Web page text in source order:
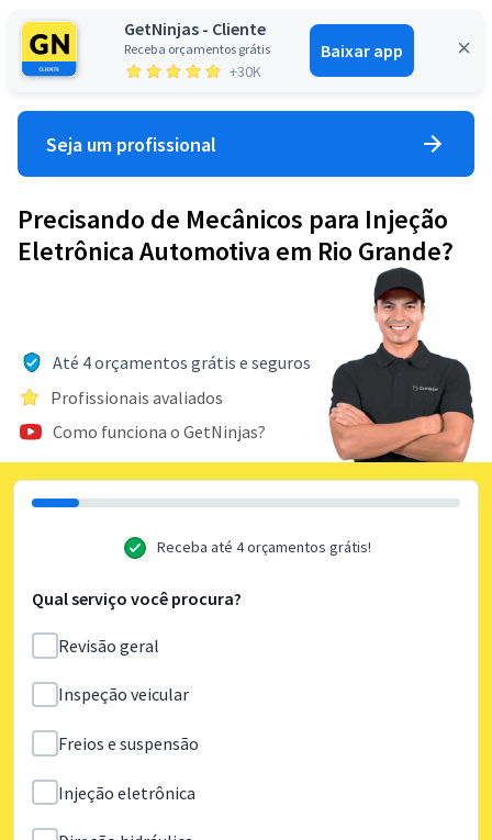
GetNinjas - Cliente
Receba orçamentos grátis
+30K
Baixar app
Entrar
Seja um profissional
Precisando de Mecânicos para Injeção
Eletrônica Automotiva em Rio Grande?
Até 4 orçamentos grátis e seguros
Profissionais avaliados
Como funciona o GetNinjas?
Receba até 4 orçamentos grátis!
Qual serviço você procura?
Revisão geral
Inspeção veicular
Freios e suspensão
Injeção eletrônica